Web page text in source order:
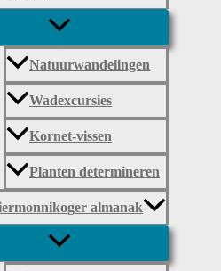
Natuurwandelingen
Wadexcursies
Kornet-vissen
Planten determineren
almanak